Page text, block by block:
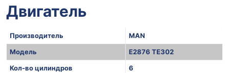
Двигатель
Производитель
MAN
Модель
E2876 TE302
Кол-во цилиндров
6